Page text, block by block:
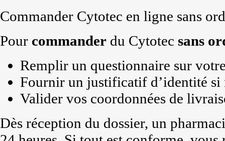
Commander Cytotec en ligne sans
Pour commander du Cytotec sans
Remplir un questionnaire sur
Fournir un justificatif d’identité si
Valider vos coordonnées de
Dès réception du dossier, un